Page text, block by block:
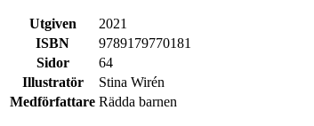
Utgiven
2021
ISBN
9789179770181
Sidor
64
Illustratör
Stina Wirén
Medförfattare Rädda barnen